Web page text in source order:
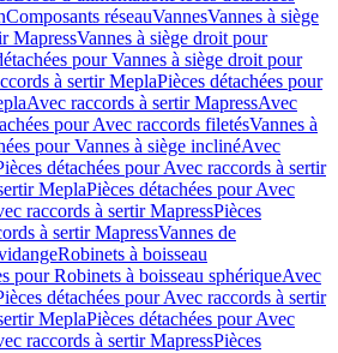
Composants réseauVannesVannes à siège
MapressVannes à siège droit pour
pour Vannes à siège droit pour
à sertir MeplaPièces détachées pour
Avec raccords à sertir MapressAvec
pour Avec raccords filetésVannes à
pour Vannes à siège inclinéAvec
détachées pour Avec raccords à sertir
MeplaPièces détachées pour Avec
raccords à sertir MapressPièces
à sertir MapressVannes de
Robinets à boisseau
pour Robinets à boisseau sphériqueAvec
détachées pour Avec raccords à sertir
MeplaPièces détachées pour Avec
raccords à sertir MapressPièces